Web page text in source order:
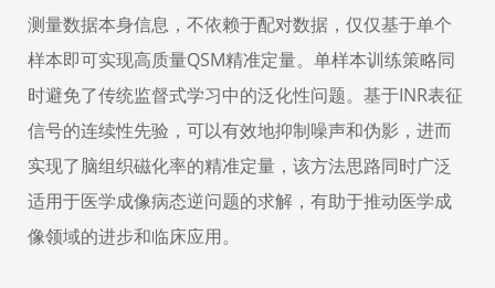
测量数据本身信息，不依赖于配对数据，仅仅基于单个
样本即可实现高质量QSM精准定量。单样本训练策略同
时避免了传统监督式学习中的泛化性问题。基于INR表征
信号的连续性先验，可以有效地抑制噪声和伪影，进而
实现了脑组织磁化率的精准定量，该方法思路同时广泛
适用于医学成像病态逆问题的求解，有助于推动医学成
像领域的进步和临床应用。